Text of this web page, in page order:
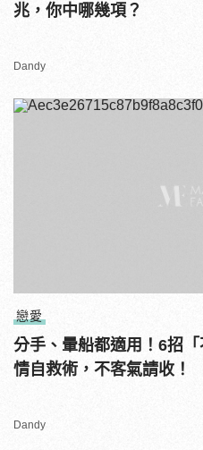
兆，你中哪幾項？
Dandy
戀愛
分手、暈船都適用！6招
情自救術，不客氣請收！
Dandy